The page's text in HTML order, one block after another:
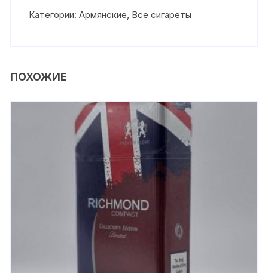
Категории:Армянские, Все сигареты
ПОХОЖИЕ